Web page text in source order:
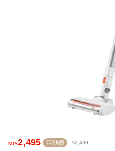
2,495 活動價 2,499